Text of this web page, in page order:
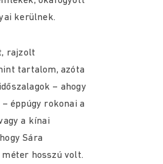
kerülnek.
rajzolt
tartalom, azóta
– ahogy
éppúgy rokonai a
a kínai
Sára
hosszú volt.